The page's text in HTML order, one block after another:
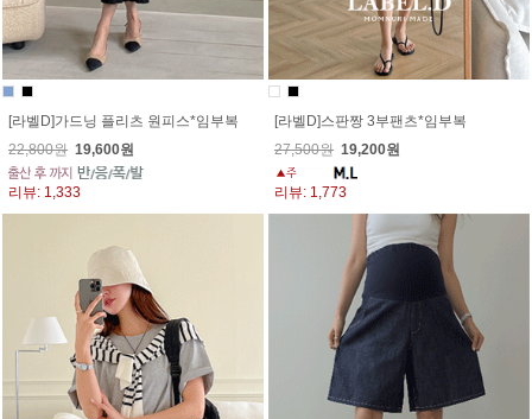
[라벨D]가드닝 플리츠 원피스*임부복
22,800원 19,600원
리뷰: 1,333
[라벨D]스판짱 3부팬츠*임부복
27,500원 19,200원
리뷰: 1,773